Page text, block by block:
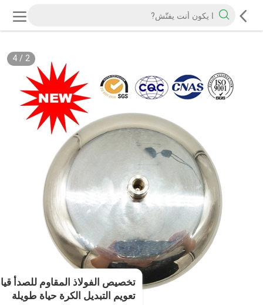
2
/
4
تخصيص الفولاذ المقاوم للصدأ
تعويم التبديل الكرة حياة طويلة